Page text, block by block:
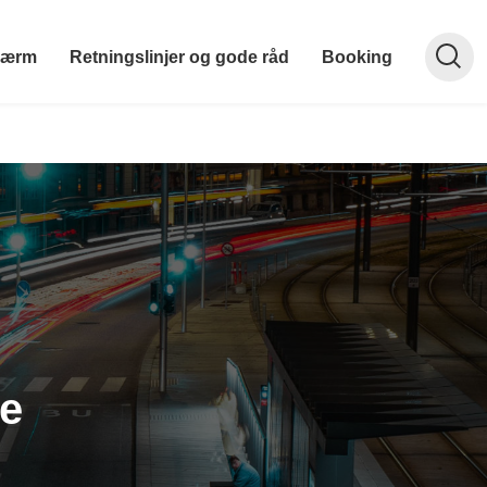
Retningslinjer og gode råd Booking